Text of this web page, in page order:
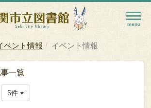
ベント情報 イベント情報
一覧
5件